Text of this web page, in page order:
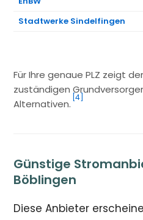
Stadtwerke Sindelfingen
Für Ihre genaue PLZ zeigt der
zuständigen
Alternativen.
[4]
Günstige
Böblingen
Diese Anbieter